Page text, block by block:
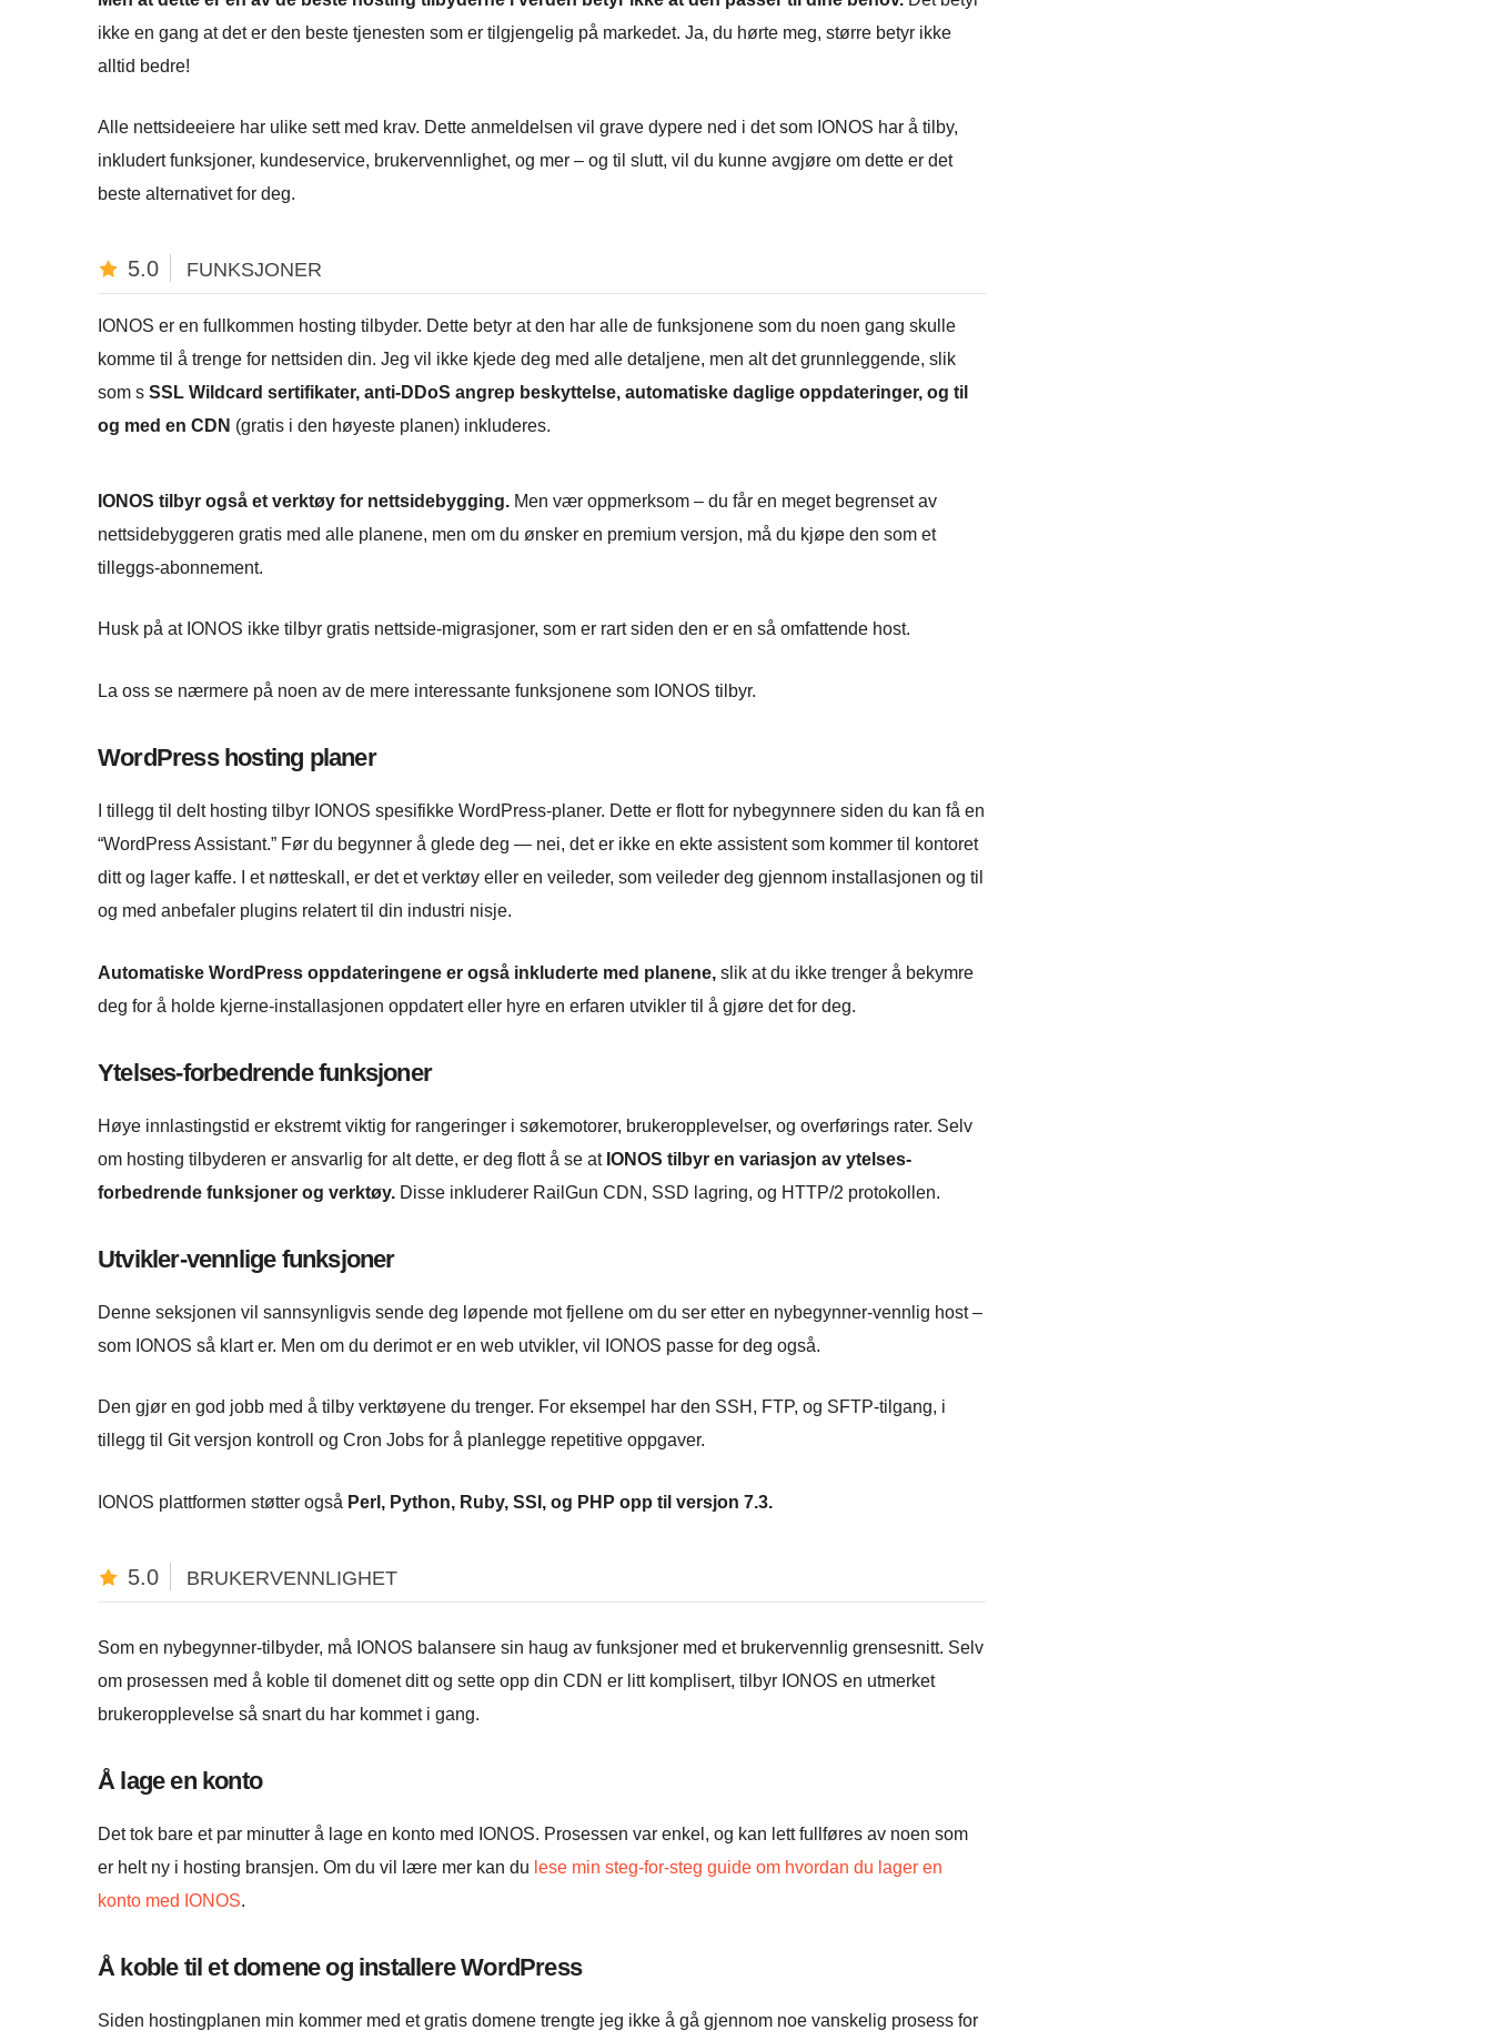
ikke en gang at det er den beste tjenesten som er tilgjengelig på markedet. Ja, du hørte meg, større betyr ikke
alltid bedre!
Alle nettsideeiere har ulike sett med krav. Dette anmeldelsen vil grave dypere ned i det som IONOS har å tilby,
inkludert funksjoner, kundeservice, brukervennlighet, og mer – og til slutt, vil du kunne avgjøre om dette er det
beste alternativet for deg.
5.0 FUNKSJONER
IONOS er en fullkommen hosting tilbyder. Dette betyr at den har alle de funksjonene som du noen gang skulle
komme til å trenge for nettsiden din. Jeg vil ikke kjede deg med alle detaljene, men alt det grunnleggende, slik
som s SSL Wildcard sertifikater, anti-DDoS angrep beskyttelse, automatiske daglige oppdateringer, og til
og med en CDN (gratis i den høyeste planen) inkluderes.
IONOS tilbyr også et verktøy for nettsidebygging. Men vær oppmerksom – du får en meget begrenset av
nettsidebyggeren gratis med alle planene, men om du ønsker en premium versjon, må du kjøpe den som et
tilleggs-abonnement.
Husk på at IONOS ikke tilbyr gratis nettside-migrasjoner, som er rart siden den er en så omfattende host.
La oss se nærmere på noen av de mere interessante funksjonene som IONOS tilbyr.
WordPress hosting planer
I tillegg til delt hosting tilbyr IONOS spesifikke WordPress-planer. Dette er flott for nybegynnere siden du kan få en
“WordPress Assistant.” Før du begynner å glede deg — nei, det er ikke en ekte assistent som kommer til kontoret
ditt og lager kaffe. I et nøtteskall, er det et verktøy eller en veileder, som veileder deg gjennom installasjonen og til
og med anbefaler plugins relatert til din industri nisje.
Automatiske WordPress oppdateringene er også inkluderte med planene, slik at du ikke trenger å bekymre
deg for å holde kjerne-installasjonen oppdatert eller hyre en erfaren utvikler til å gjøre det for deg.
Ytelses-forbedrende funksjoner
Høye innlastingstid er ekstremt viktig for rangeringer i søkemotorer, brukeropplevelser, og overførings rater. Selv
om hosting tilbyderen er ansvarlig for alt dette, er deg flott å se atIONOS tilbyr en variasjon av ytelses-
forbedrende funksjoner og verktøy. Disse inkluderer RailGun CDN, SSD lagring, og HTTP/2 protokollen.
Utvikler-vennlige funksjoner
Denne seksjonen vil sannsynligvis sende deg løpende mot fjellene om du ser etter en nybegynner-vennlig host –
som IONOS så klart er. Men om du derimot er en web utvikler, vil IONOS passe for deg også.
Den gjør en god jobb med å tilby verktøyene du trenger. For eksempel har den SSH, FTP, og SFTP-tilgang, i
tillegg til Git versjon kontroll og Cron Jobs for å planlegge repetitive oppgaver.
IONOS plattformen støtter også Perl, Python, Ruby, SSI, og PHP opp til versjon 7.3.
5.0 BRUKERVENNLIGHET
Som en nybegynner-tilbyder, må IONOS balansere sin haug av funksjoner med et brukervennlig grensesnitt. Selv
om prosessen med å koble til domenet ditt og sette opp din CDN er litt komplisert, tilbyr IONOS en utmerket
brukeropplevelse så snart du har kommet i gang.
Å lage en konto
Det tok bare et par minutter å lage en konto med IONOS. Prosessen var enkel, og kan lett fullføres av noen som
er helt ny i hosting bransjen. Om du vil lære mer kan du lese min steg-for-steg guide om hvordan du lager en
konto med IONOS.
Å koble til et domene og installere WordPress
Siden hostingplanen min kommer med et gratis domene trengte jeg ikke å gå gjennom noe vanskelig prosess for